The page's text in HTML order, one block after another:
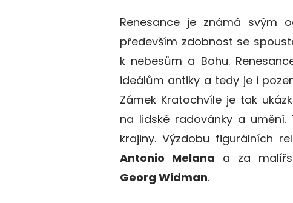
Renesance je známá svým
především zdobnost se
k nebesům a Bohu.
ideálům antiky a tedy je i
Zámek Kratochvíle jetak
na lidské radovánky a umění.
krajiny. Výzdobu figurálních
Antonio Melana a za
Georg Widman.